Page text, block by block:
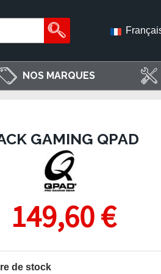
NOS MARQUES
GAMING QPAD
149,60 €
de stock